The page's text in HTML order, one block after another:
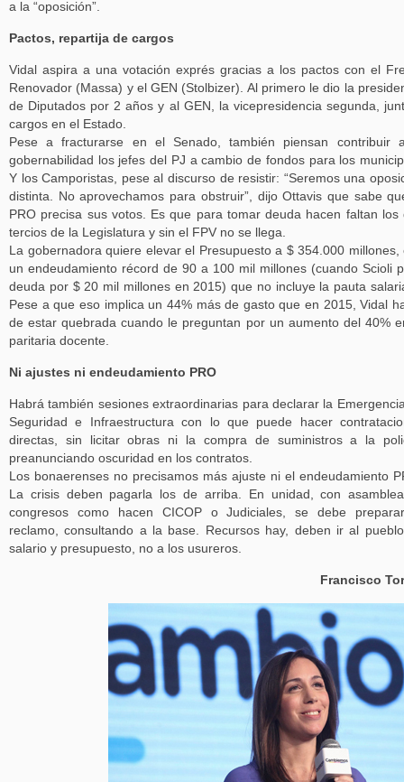
a la “oposición”.
Pactos, repartija de cargos
Vidal aspira a una votación exprés gracias a los pactos con el
Renovador (Massa) y el GEN (Stolbizer). Al primero le dio la
de Diputados por 2 años y al GEN, la vicepresidencia segunda,
cargos en el Estado.
Pese a fracturarse en el Senado, también piensan contribuir
gobernabilidad los jefes del PJ a cambio de fondos para los
Y los Camporistas, pese al discurso de resistir: “Seremos una
distinta. No aprovechamos para obstruir”, dijo Ottavis que sabe
PRO precisa sus votos. Es que para tomar deuda hacen faltan los
tercios de la Legislatura y sin el FPV no se llega.
La gobernadora quiere elevar el Presupuesto a $ 354.000 millones,
un endeudamiento récord de 90 a 100 mil millones (cuando Scioli
deuda por $ 20 mil millones en 2015) que no incluye la pauta
Pese a que eso implica un 44% más de gasto que en 2015, Vidal
de estar quebrada cuando le preguntan por un aumento del 40%
paritaria docente.
Ni ajustes ni endeudamiento PRO
Habrá también sesiones extraordinarias para declarar la
Seguridad e Infraestructura con lo que puede hacer
directas, sin licitar obras ni la compra de suministros a la
preanunciando oscuridad en los contratos.
Los bonaerenses no precisamos más ajuste ni el endeudamiento
La crisis deben pagarla los de arriba. En unidad, con
congresos como hacen CICOP o Judiciales, se debe
reclamo, consultando a la base. Recursos hay, deben ir al
salario y presupuesto, no a los usureros.
Francisco